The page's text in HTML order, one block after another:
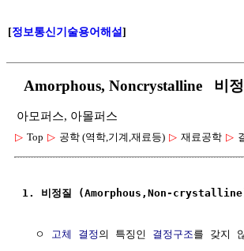
[정보통신기술용어해설]
Amorphous, Noncrystalline 비
아모퍼스, 아몰퍼스
▷ Top ▷ 공학 (역학,기계,재료등) ▷ 재료공학 ▷
1. 비정질 (Amorphous,Non-
  ㅇ
고체 결정 의 특징인 결정구조를 갖지